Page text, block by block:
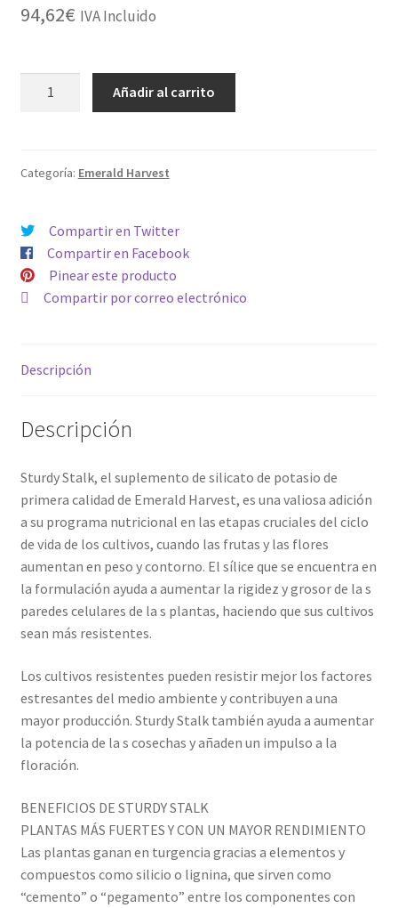
94,62€ IVA Incluido
cantidad
Añadir al carrito
Categoría: Emerald Harvest
Compartir en Twitter
Compartir en Facebook
Pinear este producto
Compartir por correo electrónico
Descripción
Descripción
Sturdy Stalk, el suplemento de silicato de potasio de
primera calidad de Emerald Harvest, es una valiosa adición
a su programa nutricional en las etapas cruciales del ciclo
de vida de los cultivos, cuando las frutas y las flores
aumentan en peso y contorno. El sílice que se encuentra en
la formulación ayuda a aumentar la rigidez y grosor de la s
paredes celulares de la s plantas, haciendo que sus cultivos
sean más resistentes.
Los cultivos resistentes pueden resistir mejor los factores
estresantes del medio ambiente y contribuyen a una
mayor producción. Sturdy Stalk también ayuda a aumentar
la potencia de la s cosechas y añaden un impulso a la
floración.
BENEFICIOS DE STURDY STALK
PLANTAS MÁS FUERTES Y CON UN MAYOR RENDIMIENTO
Las plantas ganan en turgencia gracias a elementos y
compuestos como silicio o lignina, que sirven como
“cemento” o “pegamento” entre los componentes con